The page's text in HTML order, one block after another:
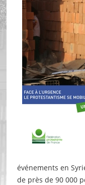
événements en
de près de 90 000